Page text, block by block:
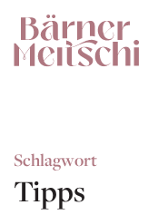
Schlagwort
Tipps